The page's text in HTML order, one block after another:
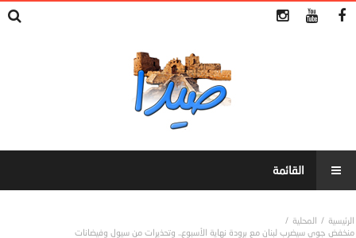
المحلية
منخفض جوي سيضرب لبنان مع برودة نهاية الأسبوع.. وتحذيرات من سيول وفيضانات